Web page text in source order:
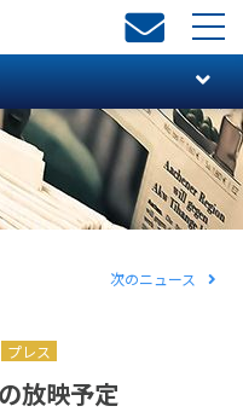
次のニュース
プレス
放映予定